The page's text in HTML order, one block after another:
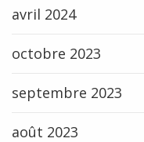
avril 2024
octobre 2023
septembre 2023
août 2023